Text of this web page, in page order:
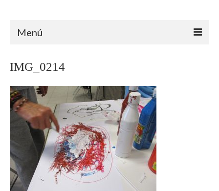
Menú
ÁMBITO CLÍNICO
ÁMBITO EDUCATIVO
ÁMBITO SOCIAL
TRAYECTORIA
FORMACIÓN
IMG_0214